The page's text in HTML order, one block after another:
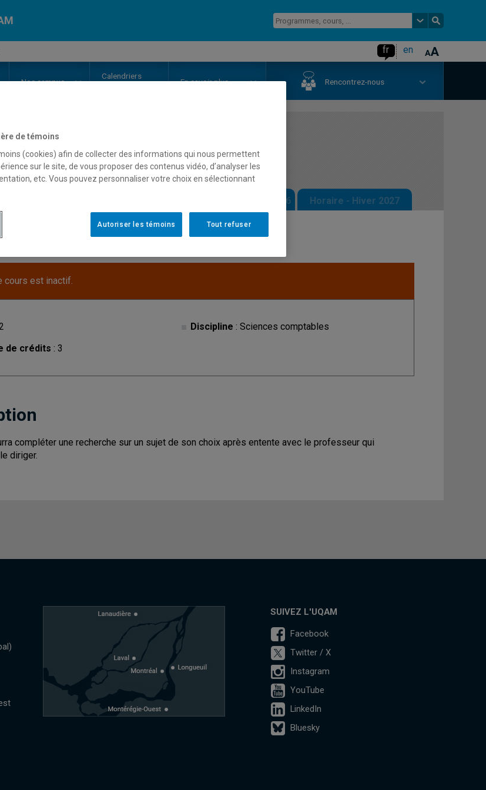
fr en
Noscampus
Calendriers
En savoir plus Rencontrez-nous
// SCO7400-Lectures dirigées
Horaire - Automne 2026 Horaire - Hiver 2027
cours est inactif.
de crédits : 3
Discipline : Sciences comptables
compléter une recherche sur un sujet de son choix après entente avec le professeur qui
diriger.
SUIVEZ L'UQAM
Facebook
Twitter / X
Instagram
YouTube
LinkedIn
Bluesky
de témoins
(cookies) afin de collecter des informations qui nous permettent
sur le site, de vous proposer des contenus vidéo, d’analyser les
etc. Vous pouvez personnaliser votre choix en sélectionnant
Tout refuser
Autoriser les témoins